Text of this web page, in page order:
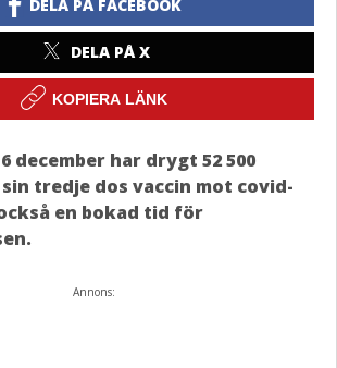
DELA PÅ FACEBOOK
DELA PÅ X
KOPIERA LÄNK
december har drygt 52 500
tredje dos vaccin mot covid-
också en bokad tid för
Annons: